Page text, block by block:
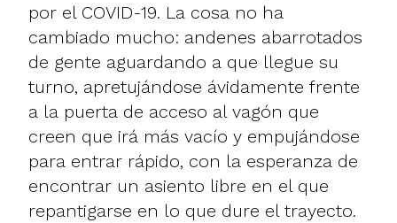
por el COVID-19. La cosa no ha
cambiado mucho: andenes abarrotados
de gente aguardando a que llegue su
turno, apretujándose ávidamente frente
a la puerta de acceso al vagón que
creen que irá más vacío y empujándose
para entrar rápido, con la esperanza de
encontrar un asiento libre en el que
repantigarse en lo que dure el trayecto.